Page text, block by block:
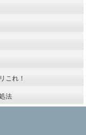
これ！
法